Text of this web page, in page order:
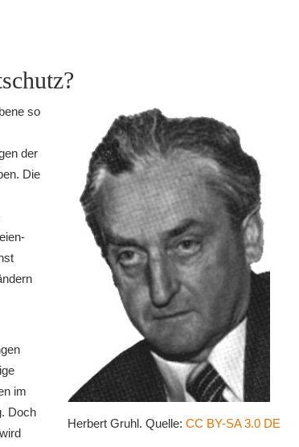
Herbert Gruhl. Quelle: CC BY-SA 3.0 DE
so
der
Die
im
Doch